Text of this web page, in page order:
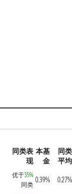
同类表
现
本基
金
同类
平均
优于35%
同类
0.39% 0.27%